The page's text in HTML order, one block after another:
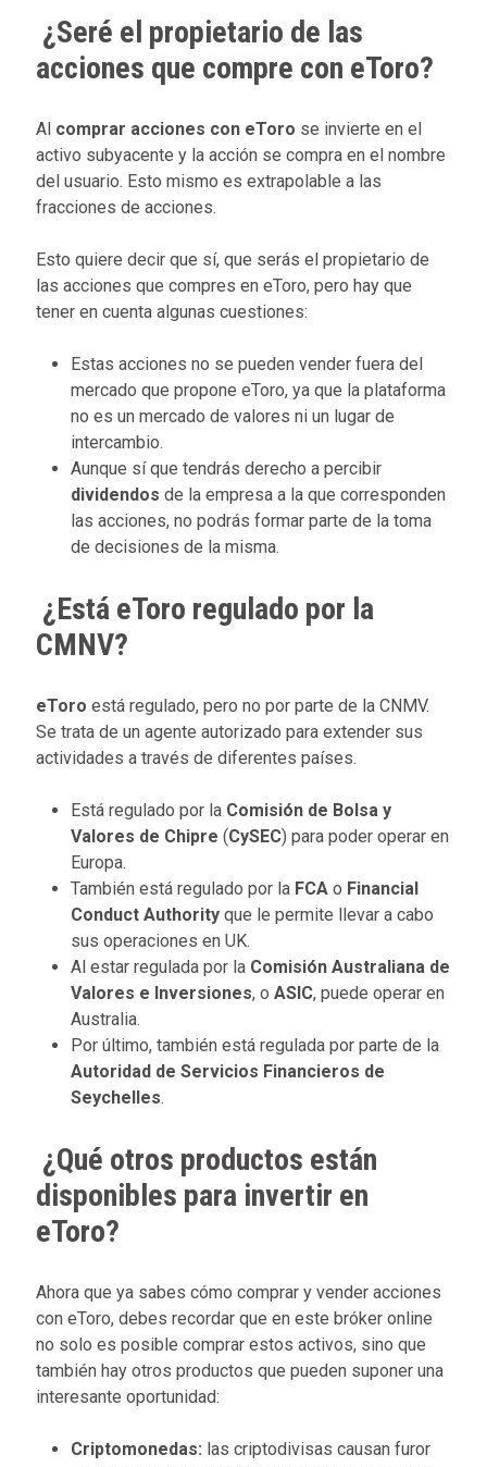
¿Seré el propietario de las
acciones que compre con eToro?
Al comprar acciones con eToro se invierte en el
activo subyacente y la acción se compra en el nombre
del usuario. Esto mismo es extrapolable a las
fracciones de acciones.
Esto quiere decir que sí, que serás el propietario de
las acciones que compres en eToro, pero hay que
tener en cuenta algunas cuestiones:
Estas acciones no se pueden vender fuera del
mercado que propone eToro, ya que la plataforma
no es un mercado de valores ni un lugar de
intercambio.
Aunque sí que tendrás derecho a percibir
dividendos de la empresa a la que corresponden
las acciones, no podrás formar parte de la toma
de decisiones de la misma.
¿Está eToro regulado por la
CMNV?
eToro está regulado, pero no por parte de la CNMV.
Se trata de un agente autorizado para extender sus
actividades a través de diferentes países.
Está regulado por la Comisión de Bolsa y
Valores de Chipre (CySEC) para poder operar en
Europa.
También está regulado por la FCA o Financial
Conduct Authority que le permite llevar a cabo
sus operaciones en UK.
Al estar regulada por la Comisión Australiana de
Valores e Inversiones, oASIC, puede operar en
Australia.
Por último, también está regulada por parte de la
Autoridad de Servicios Financieros de
Seychelles.
¿Qué otros productos están
disponibles para invertir en
eToro?
Ahora que ya sabes cómo comprar y vender acciones
con eToro, debes recordar que en este bróker online
no solo es posible comprar estos activos, sino que
también hay otros productos que pueden suponer una
interesante oportunidad:
Criptomonedas: las criptodivisas causan furor